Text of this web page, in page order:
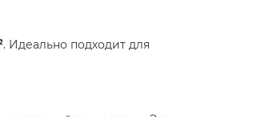
. Идеально подходит для